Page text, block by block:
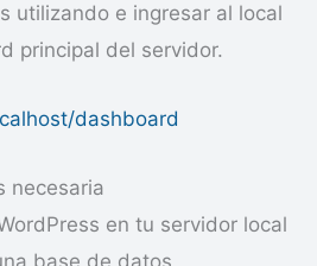
utilizando e ingresar al local
principal del servidor.
dashboard
necesaria
en tu servidor local